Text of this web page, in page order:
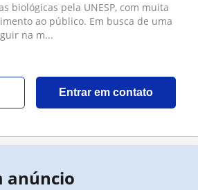
biológicas pela UNESP, com muita
ao público. Em busca de uma
na m...
Entrar em contato
anúncio